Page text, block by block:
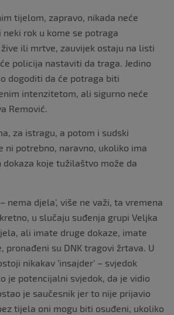
tijelom, zapravo, nikada neće
rok u kome se potraga
ili mrtve, zauvijek ostaju na listi
policija nastaviti da traga. Jedino
dogoditi da će potraga biti
intenzitetom, ali sigurno neće
Remović.
za istragu, a potom i sudski
ni potrebno, naravno, ukoliko ima
koje tužilaštvo može da
– nema djela’, više ne važi, ta vremena
u slučaju suđenja grupi Veljka
ali imate druge dokaze, imate
pronađeni su DNK tragovi žrtava. U
nikakav ‘insajder’ – svjedok
je potencijalni svjedok, da je vidio
je saučesnik jer to nije prijavio
tijela oni mogu biti osuđeni, ukoliko